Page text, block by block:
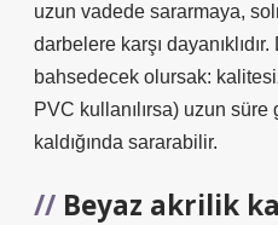
uzun vadede sararmaya,
darbelere karşı
bahsedecek olursak:
PVC kullanılırsa) uzun süre
kaldığında sararabilir.
Beyaz akrilik